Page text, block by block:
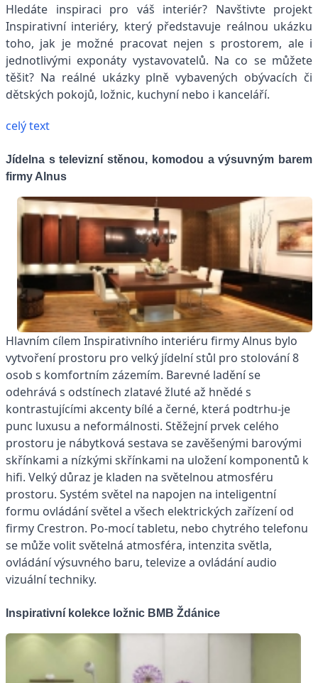
Hledáte inspiraci pro váš interiér? Navštivte projekt
Inspirativní interiéry, který představuje reálnou ukázku
toho, jak je možné pracovat nejen s prostorem, ale i
jednotlivými exponáty vystavovatelů. Na co se můžete
těšit? Na reálné ukázky plně vybavených obývacích či
dětských pokojů, ložnic, kuchyní nebo i kanceláří.
celý text
Jídelna s televizní stěnou, komodou a výsuvným barem
firmy Alnus
Hlavním cílem Inspirativního interiéru firmy Alnus bylo
vytvoření prostoru pro velký jídelní stůl pro stolování 8
osob s komfortním zázemím. Barevné ladění se
odehrává s odstínech zlatavé žluté až hnědé s
kontrastujícími akcenty bílé a černé, která podtrhu-je
punc luxusu a neformálnosti. Stěžejní prvek celého
prostoru je nábytková sestava se zavěšenými barovými
skřínkami a nízkými skřínkami na uložení komponentů k
hifi. Velký důraz je kladen na světelnou atmosféru
prostoru. Systém světel na napojen na inteligentní
formu ovládání světel a všech elektrických zařízení od
firmy Crestron. Po-mocí tabletu, nebo chytrého telefonu
se může volit světelná atmosféra, intenzita světla,
ovládání výsuvného baru, televize a ovládání audio
vizuální techniky.
Inspirativní kolekce ložnic BMB Ždánice